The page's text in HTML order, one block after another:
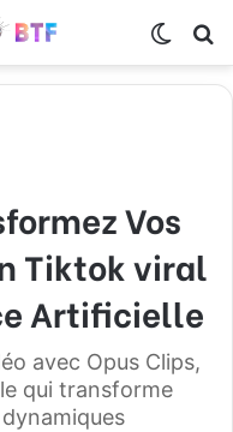
Vos
Tiktok viral
Artificielle
avec Opus Clips,
qui transforme